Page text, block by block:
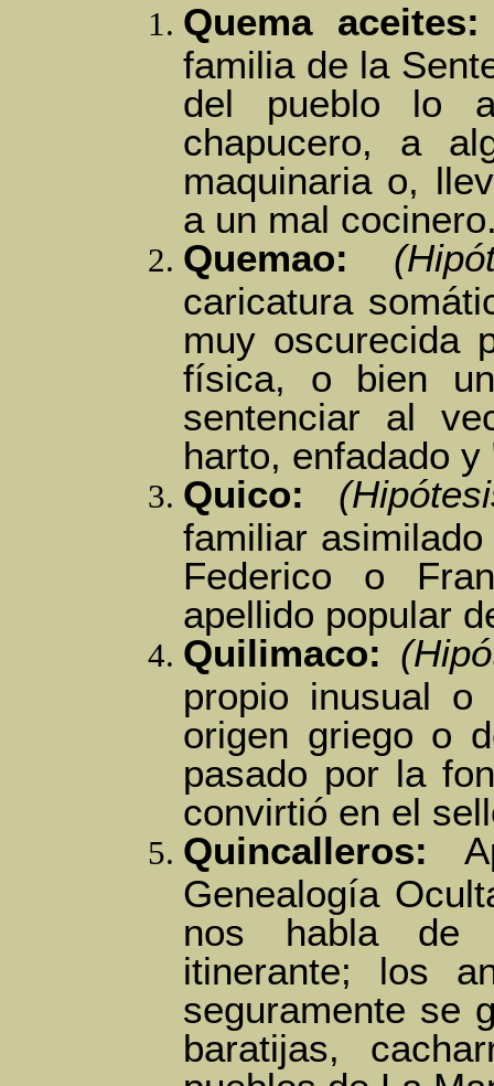
Quema aceites:
familia de la
del pueblo lo
chapucero, a
maquinaria o,
a un mal
Quemao:
caricatura
muy oscurecida
física, o bien
sentenciar al
harto, enfadado
Quico:
familiar
Federico o
apellido popular
Quilimaco:
propio inusual o
origen griego o
pasado por la
convirtió en el
Quincalleros:
Genealogía
nos habla de
itinerante; los
seguramente se
baratijas,